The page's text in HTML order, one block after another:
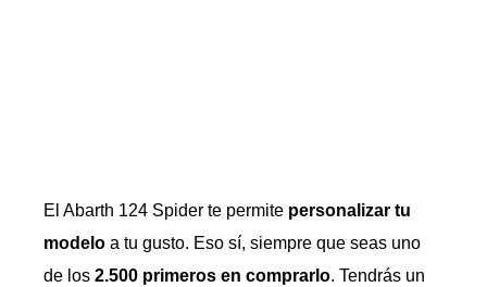
El Abarth 124 Spider te permite personalizar tu
modelo a tu gusto. Eso sí, siempre que seas uno
de los 2.500 primeros en comprarlo. Tendrás un